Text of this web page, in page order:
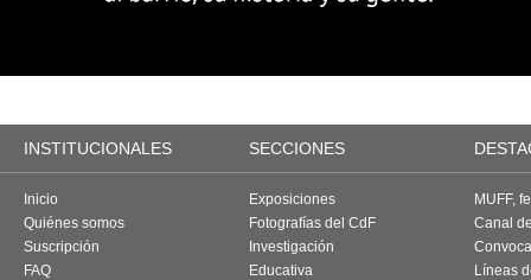
INSTITUCIONALES SECCIONES
Inicio
Quiénes somos
Suscripción
FAQ
Exposiciones
Fotografías del CdF
Investigación
Educativa
MUFF,
Canal
Líneas